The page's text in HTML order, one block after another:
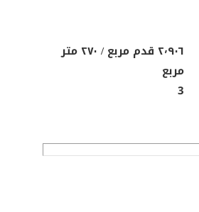
٢٬٩٠٦ قدم مربع / ٢٧٠ متر
مربع
3